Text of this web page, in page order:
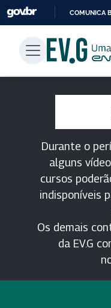
COMUNICA
Durante o
alguns
cursos
indisponíveis
Os demais
da EV.G